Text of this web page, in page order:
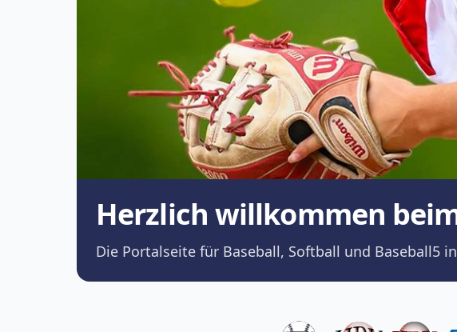
Herzlich willkommen
Die Portalseite für Baseball, Softball und Baseball5